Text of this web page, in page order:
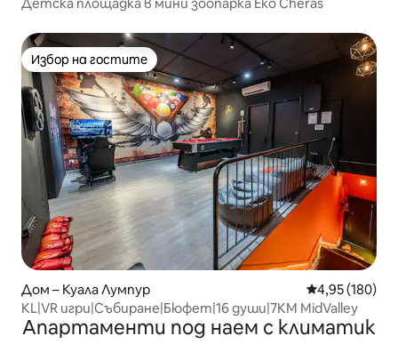
Избор на гостите
Избор на гостите
Дом – Куала Лумпур Средна
4,95 (180)
KL|VR игри|Събиране|Бюфет|16 души|7KM MidValley
Апартаменти под наем с климатик